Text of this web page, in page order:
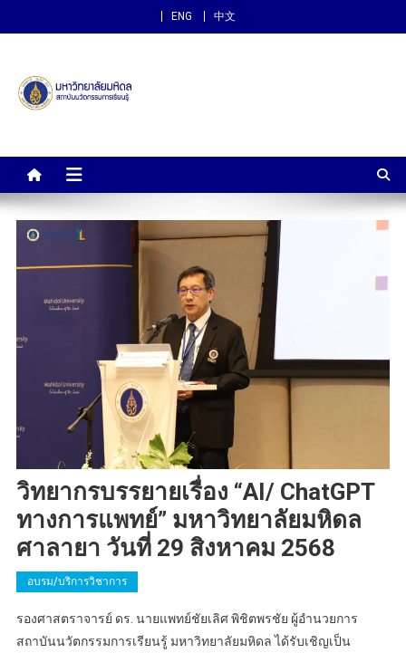
ENG 中文
สถาบันนวัตกรรมการเรียนรู้
วิทยากรบรรยายเรื่อง “AI/ ChatGPT
ทางการแพทย์” มหาวิทยาลัยมหิดล
ศาลายา วันที่ 29 สิงหาคม 2568
อบรม/บริการวิชาการ
รองศาสตราจารย์ ดร. นายแพทย์ชัยเลิศ พิชิตพรชัย ผู้อำนวยการ
สถาบันนวัตกรรมการเรียนรู้ มหาวิทยาลัยมหิดล ได้รับเชิญเป็น